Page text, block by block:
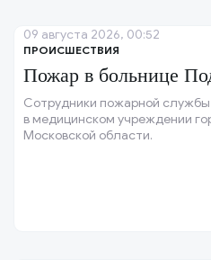
ПРОИСШЕСТВИЯ
Пожар в больнице
Сотрудники пожарной службы
в медицинском учреждении
Московской области.
09 августа 2026, 00:52